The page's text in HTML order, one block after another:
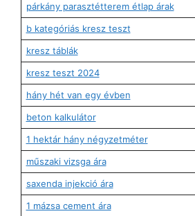
párkány parasztétterem étlap árak
b kategóriás kresz teszt
kresz táblák
kresz teszt 2024
hány hét van egy évben
beton kalkulátor
1 hektár hány négyzetméter
műszaki vizsga ára
saxenda injekció ára
1 mázsa cement ára